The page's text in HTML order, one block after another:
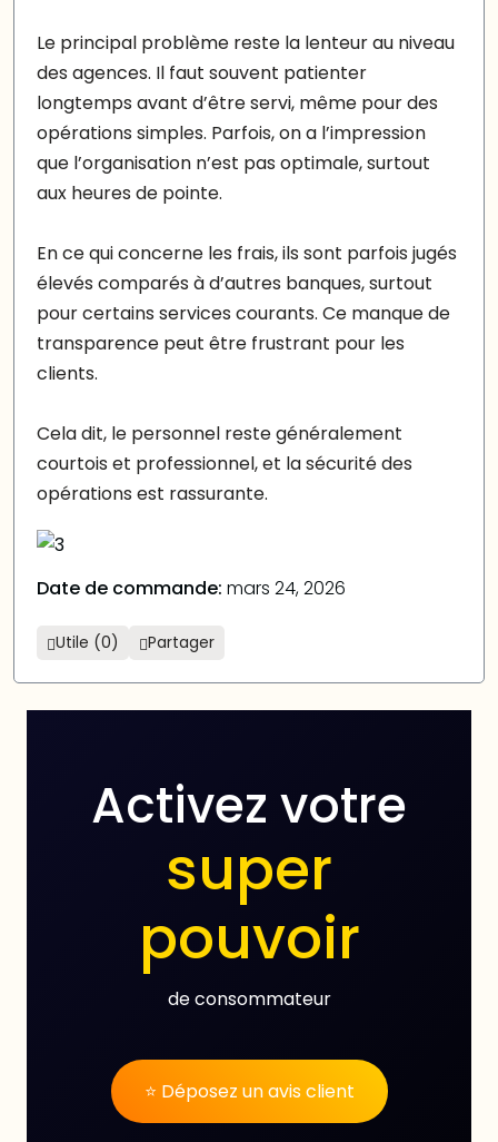
Le principal problème reste la lenteur au niveau
des agences. Il faut souvent patienter
longtemps avant d’être servi, même pour des
opérations simples. Parfois, on a l’impression
que l’organisation n’est pas optimale, surtout
aux heures de pointe.
En ce qui concerne les frais, ils sont parfois jugés
élevés comparés à d’autres banques, surtout
pour certains services courants. Ce manque de
transparence peut être frustrant pour les
clients.
Cela dit, le personnel reste généralement
courtois et professionnel, et la sécurité des
opérations est rassurante.
Date de commande: mars 24, 2026
Utile (0) Partager
Activez votre
super
pouvoir
de consommateur
⭐ Déposez un avis client